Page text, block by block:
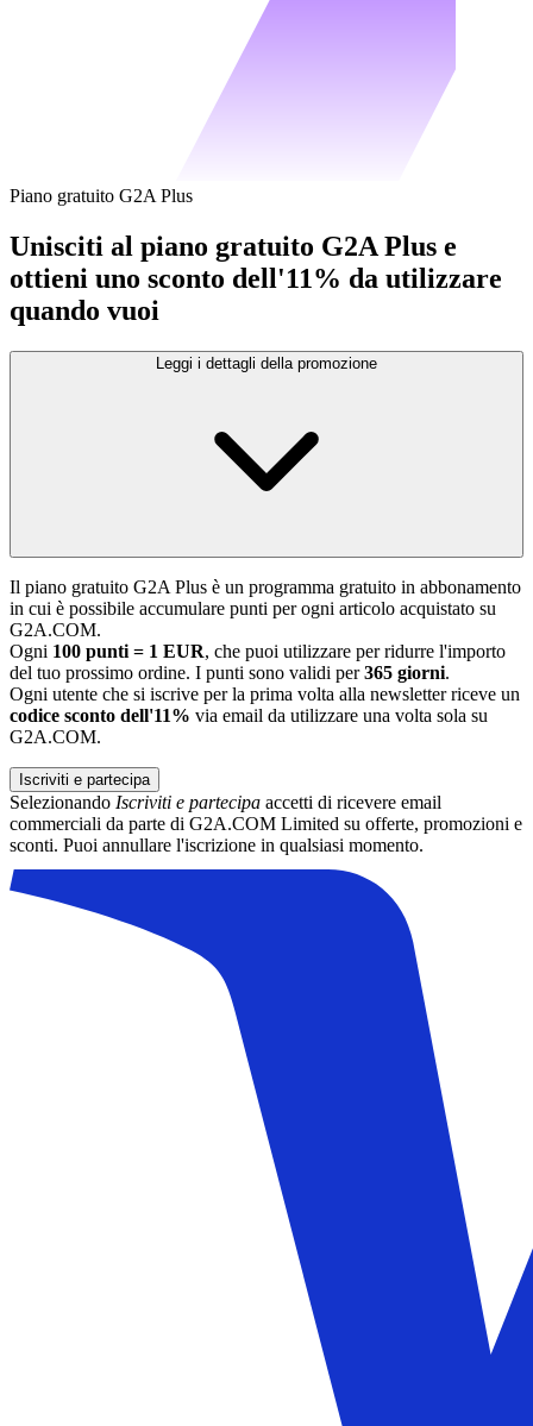
Piano gratuito G2A Plus
Unisciti al piano gratuito G2A Plus e
ottieni uno sconto dell'11% da utilizzare
quando vuoi
Leggi i dettagli della promozione
Il piano gratuito G2A Plus è un programma gratuito in abbonamento
in cui è possibile accumulare punti per ogni articolo acquistato su
G2A.COM.
Ogni 100 punti = 1 EUR, che puoi utilizzare per ridurre l'importo
del tuo prossimo ordine. I punti sono validi per365 giorni.
Ogni utente che si iscrive per la prima volta alla newsletter riceve un
codice sconto dell'11% via email da utilizzare una volta sola su
G2A.COM.
Iscriviti e partecipa
Selezionando Iscriviti e partecipa accetti di ricevere email
commerciali da parte di G2A.COM Limited su offerte, promozioni e
sconti. Puoi annullare l'iscrizione in qualsiasi momento.